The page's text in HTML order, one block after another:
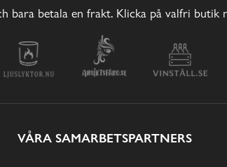
bara betala en frakt. Klicka på valfri
VÅRA SAMARBETSPARTNERS